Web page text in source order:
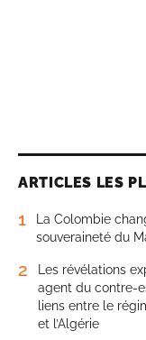
ARTICLES LES
1
La Colombie
souveraineté du
2
Les révélations
agent du contre-
liens entre le
et l’Algérie